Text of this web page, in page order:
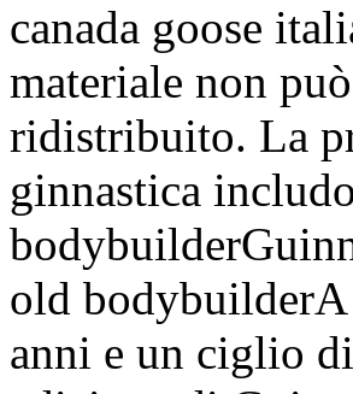
canada goose
materiale non
ridistribuito. La
ginnastica
old
anni e un ciglio